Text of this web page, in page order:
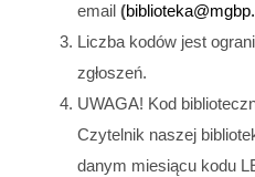
email (
Liczba kodów jest
zgłoszeń.
UWAGA! Kod
Czytelnik naszej
danym miesiącu kodu